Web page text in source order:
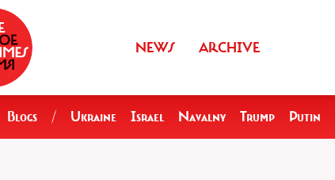
NEWS ARCHIVE
Blogs / Ukraine Israel Navalny Trump Putin